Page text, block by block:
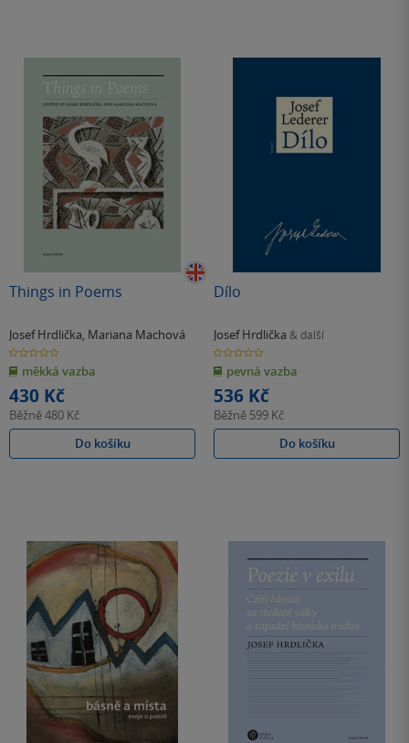
Things in Poems
Josef Hrdlička, Mariana Machová
0.0
z
5
hvězdiček
měkká vazba
430 Kč
Běžně480 Kč
Do košíku
Dílo
Josef Hrdlička & další
0.0
z
5
hvězdiček
pevná vazba
536 Kč
Běžně 599 Kč
Do košíku